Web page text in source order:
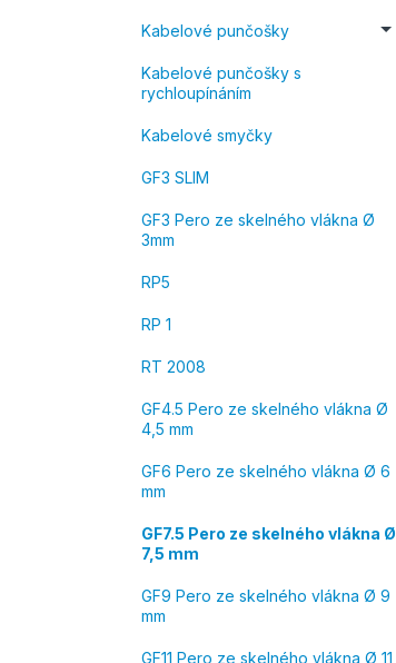
Kabelové punčošky
Kabelové punčošky s
rychloupínáním
Kabelové smyčky
GF3 SLIM
GF3 Pero ze skelného vlákna Ø
3mm
RP5
RP 1
RT 2008
GF4.5 Pero ze skelného vlákna Ø
4,5 mm
GF6 Pero ze skelného vlákna Ø 6
mm
GF7.5 Pero ze skelného vlákna Ø
7,5 mm
GF9 Pero ze skelného vlákna Ø 9
mm
GF11 Pero ze skelného vlákna Ø 11